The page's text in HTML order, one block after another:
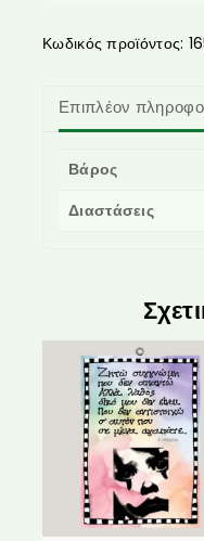
Κωδικός προϊόντος:
Επιπλέον
Βάρος
Διαστάσεις